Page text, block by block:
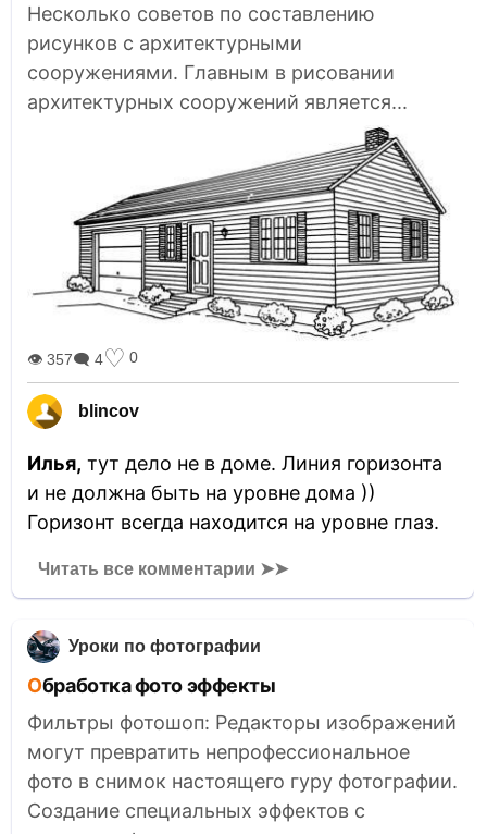
Несколько советов по составлению
рисунков с архитектурными
сооружениями. Главным в рисовании
архитектурных сооружений является...
👁 357🗨 4♡ 0
blincov
Илья, тут дело не в доме. Линия горизонта
и не должна быть на уровне дома ))
Горизонт всегда находится на уровне глаз.
Читать все комментарии ➤➤
Уроки по фотографии
Обработка фото эффекты
Фильтры фотошоп: Редакторы изображений
могут превратить непрофессиональное
фото в снимок настоящего гуру фотографии.
Создание специальных эффектов с